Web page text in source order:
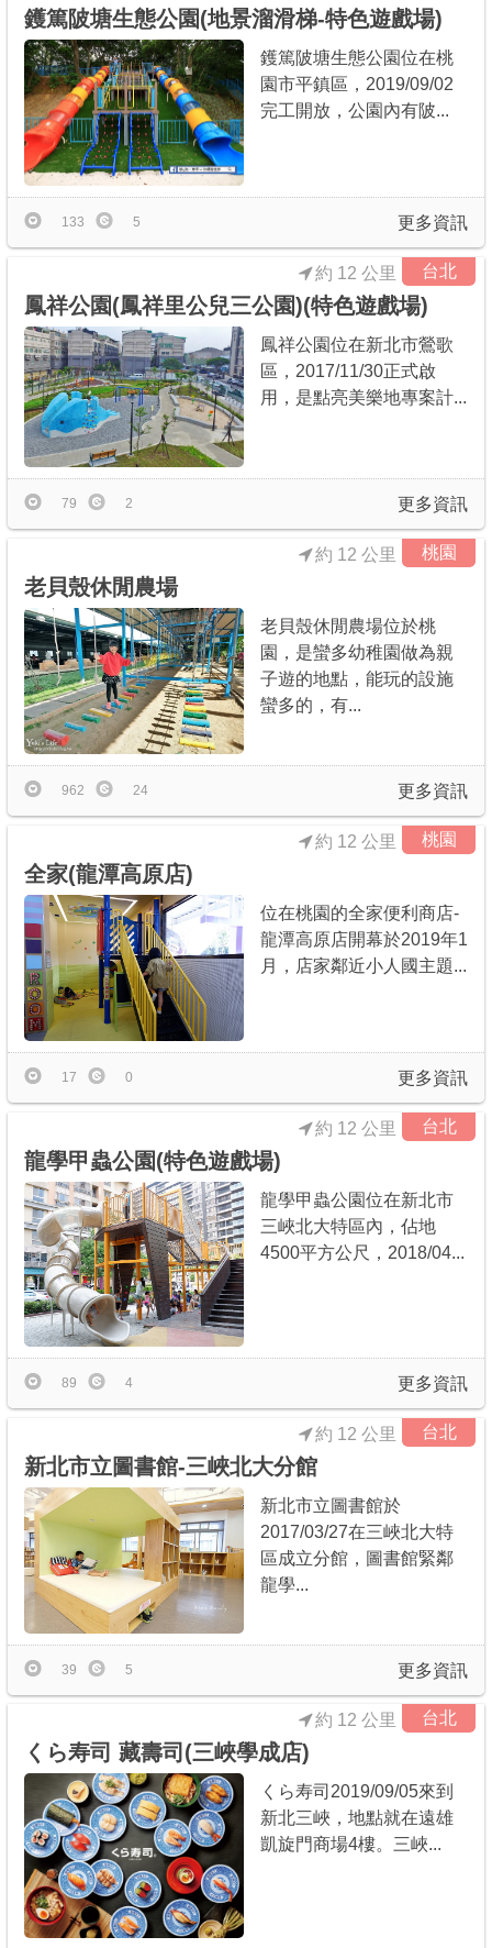
鑊篤陂塘生態公園(地景溜滑梯-特色遊戲場)
鑊篤陂塘生態公園位在桃
園市平鎮區，2019/09/02
完工開放，公園內有陂...
更多資訊
133 5
台北
鳳祥公園(鳳祥里公兒三公園)(特色遊戲場)
約 12 公里
鳳祥公園位在新北市鶯歌
區，2017/11/30正式啟
用，是點亮美樂地專案計...
更多資訊
79 2
桃園
老貝殼休閒農場
約 12 公里
老貝殼休閒農場位於桃
園，是蠻多幼稚園做為親
子遊的地點，能玩的設施
蠻多的，有...
更多資訊
962 24
桃園
全家(龍潭高原店)
約 12 公里
位在桃園的全家便利商店-
龍潭高原店開幕於2019年1
月，店家鄰近小人國主題...
更多資訊
17 0
台北
龍學甲蟲公園(特色遊戲場)
約 12 公里
龍學甲蟲公園位在新北市
三峽北大特區內，佔地
4500平方公尺，2018/04...
更多資訊
89 4
台北
新北市立圖書館-三峽北大分館
約 12 公里
新北市立圖書館於
2017/03/27在三峽北大特
區成立分館，圖書館緊鄰
龍學...
更多資訊
39 5
台北
くら寿司 藏壽司(三峽學成店)
約 12 公里
くら寿司2019/09/05來到
新北三峽，地點就在遠雄
凱旋門商場4樓。三峽...